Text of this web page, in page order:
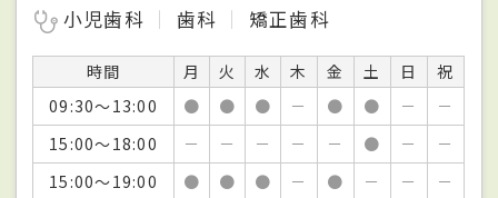
小児歯科
歯科 矯正歯科
時間 月 火 水 木 金 土 日
祝
09:30～13:00
● ● ● － ● ● －
－
15:00～18:00
－ － － － － ● －
－
15:00～19:00
● ● ● － ● － －
－